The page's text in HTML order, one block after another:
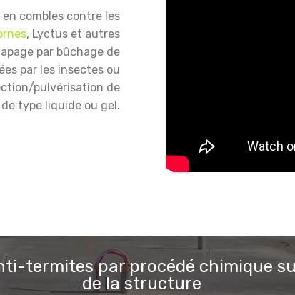
combles contre les
, Lyctus et autres
par bûchage de
par les insectes ou
pulvérisation de
type liquide ou gel.
termites par procédé chimique
de la structure